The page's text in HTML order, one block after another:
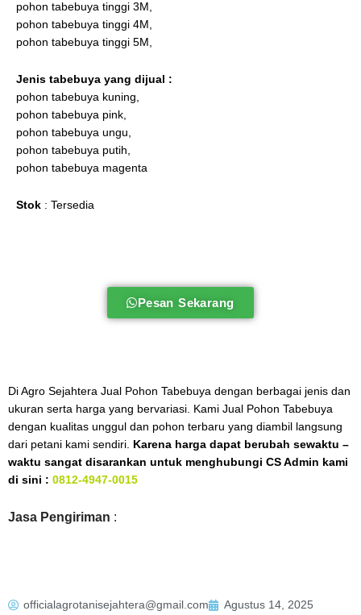
pohon tabebuya tinggi 3M,
pohon tabebuya tinggi 4M,
pohon tabebuya tinggi 5M,
Jenis tabebuya yang dijual :
pohon tabebuya kuning,
pohon tabebuya pink,
pohon tabebuya ungu,
pohon tabebuya putih,
pohon tabebuya magenta
Stok : Tersedia
Pesan Sekarang
Di Agro Sejahtera Jual Pohon Tabebuya dengan berbagai jenis dan
ukuran serta harga yang bervariasi. Kami Jual Pohon Tabebuya
dengan kualitas unggul dan pohon terbaru yang diambil langsung
dari petani kami sendiri. Karena harga dapat berubah sewaktu –
waktu sangat disarankan untuk menghubungi CS Admin kami
di sini : 0812-4947-0015
Jasa Pengiriman :
officialagrotanisejahtera@gmail.com
Agustus 14, 2025